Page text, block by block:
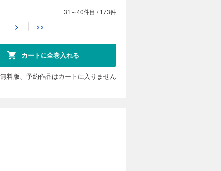
夢じゃ
！
カートに入れる
るの
！
31～40件目 /173件
> >>
カートに全巻入れる
料版、予約作品はカートに入りません